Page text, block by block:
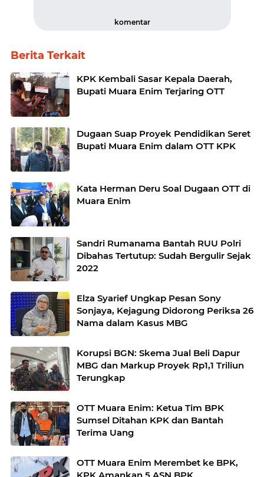
komentar
Berita Terkait
KPK Kembali Sasar Kepala Daerah,
Bupati Muara Enim Terjaring OTT
Dugaan Suap Proyek Pendidikan Seret
Bupati Muara Enim dalam OTT KPK
Kata Herman Deru Soal Dugaan OTT di
Muara Enim
Sandri Rumanama Bantah RUU Polri
Dibahas Tertutup: Sudah Bergulir Sejak
2022
Elza Syarief Ungkap Pesan Sony
Sonjaya, Kejagung Didorong Periksa 26
Nama dalam Kasus MBG
Korupsi BGN: Skema Jual Beli Dapur
MBG dan Markup Proyek Rp1,1 Triliun
Terungkap
OTT Muara Enim: Ketua Tim BPK
Sumsel Ditahan KPK dan Bantah
Terima Uang
OTT Muara Enim Merembet ke BPK,